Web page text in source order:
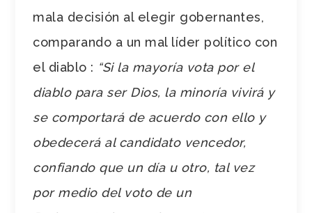
mala decisión al elegir gobernantes,
comparando a un mal líder político con
el diablo : “Si la mayoría vota por el
diablo para ser Dios, la minoría vivirá y
se comportará de acuerdo con ello y
obedecerá al candidato vencedor,
confiando que un día u otro, tal vez
por medio del voto de un